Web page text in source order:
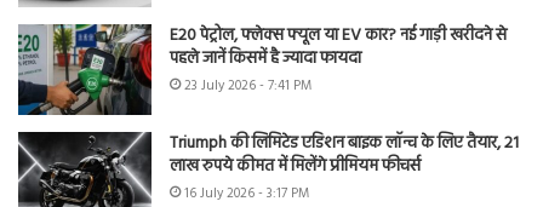
E20 पेट्रोल, फ्लेक्स फ्यूल या EV कार? नई गाड़ी खरीदने से
पहले जानें किसमें है ज्यादा फायदा
23 July 2026 - 7:41 PM
Triumph की लिमिटेड एडिशन बाइक लॉन्च के लिए तैयार, 21
लाख रुपये कीमत में मिलेंगे प्रीमियम फीचर्स
16 July 2026 - 3:17 PM